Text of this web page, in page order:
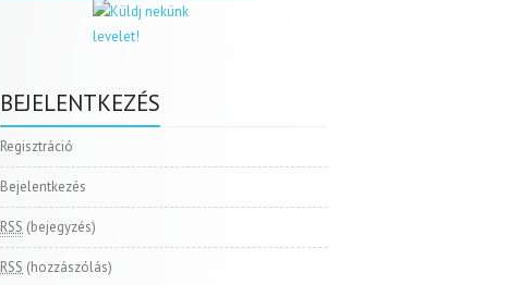
BEJELENTKEZÉS
Regisztráció
Bejelentkezés
RSS (bejegyzés)
RSS (hozzászólás)